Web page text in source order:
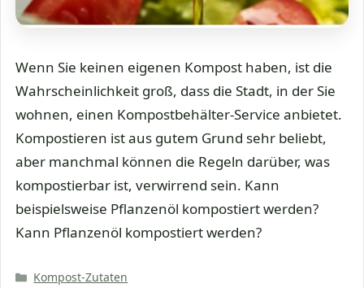
Wenn Sie keinen eigenen Kompost haben, ist die
Wahrscheinlichkeit groß, dass die Stadt, in der Sie
wohnen, einen Kompostbehälter-Service anbietet.
Kompostieren ist aus gutem Grund sehr beliebt,
aber manchmal können die Regeln darüber, was
kompostierbar ist, verwirrend sein. Kann
beispielsweise Pflanzenöl kompostiert werden?
Kann Pflanzenöl kompostiert werden?
Kategorien
Kompost-Zutaten